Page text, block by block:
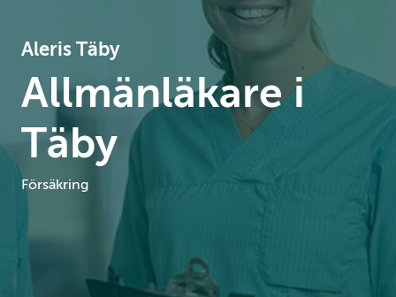
Aleris Täby
Allmänläkare i
Täby
Försäkring